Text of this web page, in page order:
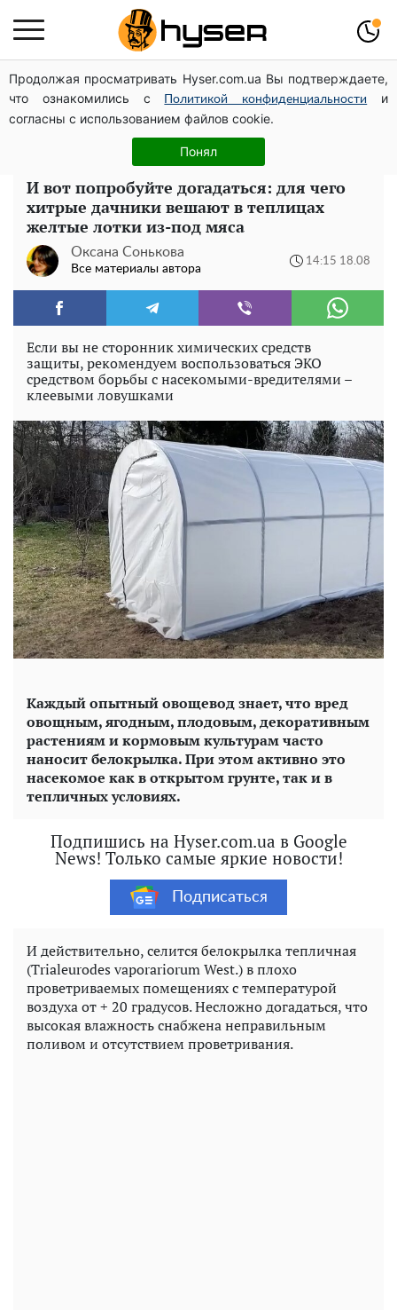
Продолжая просматривать Hyser.com.ua Вы подтверждаете,
что ознакомились с
Политикой конфиденциальности
и
согласны с использованием файлов cookie.
Понял
Голая Елена Тополя в интересных позах заставила
отвисать челюсти: слив видео – было только началом
Елена Тополя слив видео – это далеко не все:
фронтмен "Антитела" Тарас Тополя стал следующим
И вот попробуйте догадаться: для чего
хитрые дачники вешают в теплицах
желтые лотки из-под мяса
Оксана Сонькова
Все материалы автора
14:15 18.08
Если вы не сторонник химических средств
защиты, рекомендуем воспользоваться ЭКО
средством борьбы с насекомыми-вредителями –
клеевыми ловушками
Каждый опытный овощевод знает, что вред
овощным, ягодным, плодовым, декоративным
растениям и кормовым культурам часто
наносит белокрылка. При этом активно это
насекомое как в открытом грунте, так и в
тепличных условиях.
Подпишись на Hyser.com.ua в Google
News! Только самые яркие новости!
Подписаться
И действительно, селится белокрылка тепличная
(Trialeurodes vaporariorum West.) в плохо
проветриваемых помещениях с температурой
воздуха от + 20 градусов. Несложно догадаться, что
высокая влажность снабжена неправильным
поливом и отсутствием проветривания.